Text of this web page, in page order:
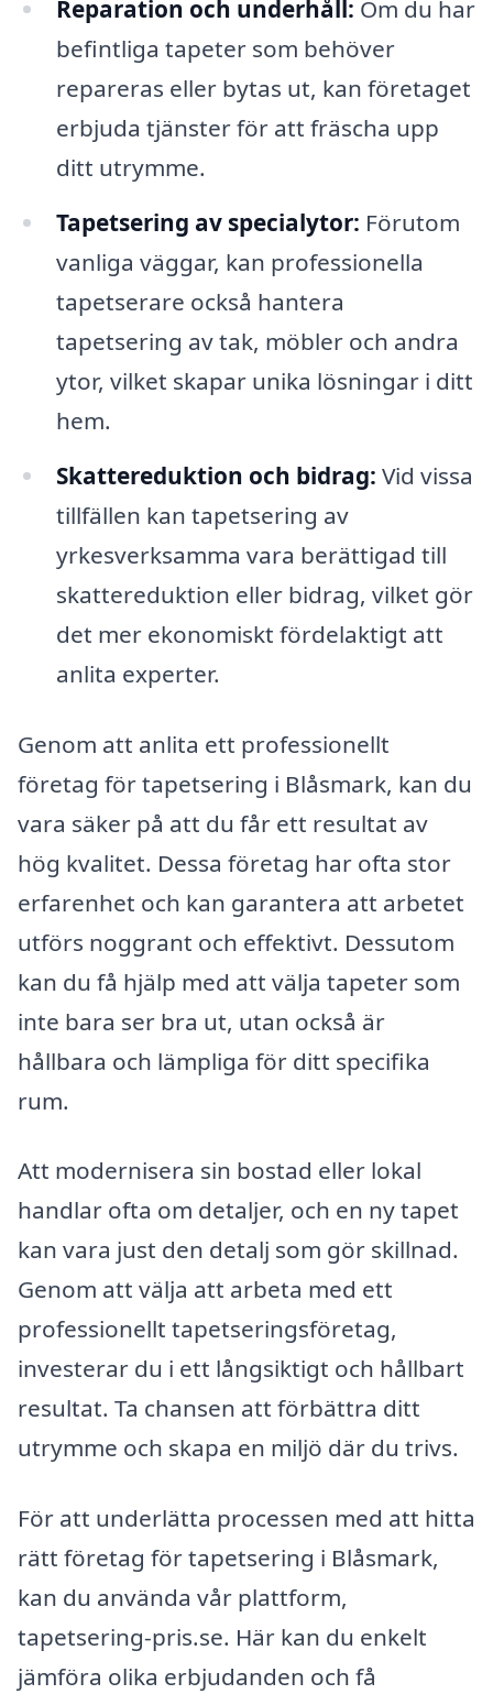
Reparation och underhåll: Om du har
befintliga tapeter som behöver
repareras eller bytas ut, kan företaget
erbjuda tjänster för att fräscha upp
ditt utrymme.
Tapetsering av specialytor: Förutom
vanliga väggar, kan professionella
tapetserare också hantera
tapetsering av tak, möbler och andra
ytor, vilket skapar unika lösningar i ditt
hem.
Skattereduktion och bidrag: Vid vissa
tillfällen kan tapetsering av
yrkesverksamma vara berättigad till
skattereduktion eller bidrag, vilket gör
det mer ekonomiskt fördelaktigt att
anlita experter.
Genom att anlita ett professionellt
företag för tapetsering i Blåsmark, kan du
vara säker på att du får ett resultat av
hög kvalitet. Dessa företag har ofta stor
erfarenhet och kan garantera att arbetet
utförs noggrant och effektivt. Dessutom
kan du få hjälp med att välja tapeter som
inte bara ser bra ut, utan också är
hållbara och lämpliga för ditt specifika
rum.
Att modernisera sin bostad eller lokal
handlar ofta om detaljer, och en ny tapet
kan vara just den detalj som gör skillnad.
Genom att välja att arbeta med ett
professionellt tapetseringsföretag,
investerar du i ett långsiktigt och hållbart
resultat. Ta chansen att förbättra ditt
utrymme och skapa en miljö där du trivs.
För att underlätta processen med att hitta
rätt företag för tapetsering i Blåsmark,
kan du använda vår plattform,
tapetsering-pris.se. Här kan du enkelt
jämföra olika erbjudanden och få